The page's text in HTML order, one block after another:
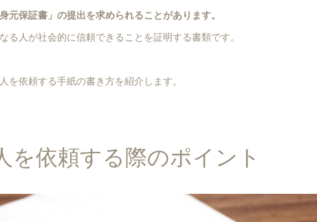
元保証書」の提出を求められることがあります。
る人が社会的に信頼できることを証明する書類です。
を依頼する手紙の書き方を紹介します。
を依頼する際のポイント